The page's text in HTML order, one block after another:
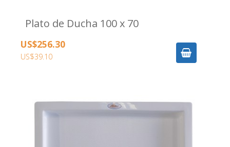
Plato de Ducha 100 x 70
US$256.30
US$39.10